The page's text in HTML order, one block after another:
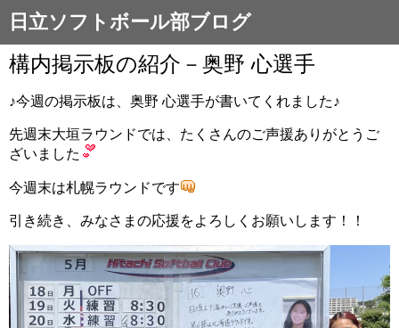
日立ソフトボール部ブログ
構内掲示板の紹介－奥野 心選手
♪今週の掲示板は、奥野 心選手が書いてくれました♪
先週末大垣ラウンドでは、たくさんのご声援ありがとうご
ざいました
今週末は札幌ラウンドです
引き続き、みなさまの応援をよろしくお願いします！！